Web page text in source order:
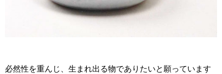
必然性を重んじ、生まれ出る物でありたいと願っています